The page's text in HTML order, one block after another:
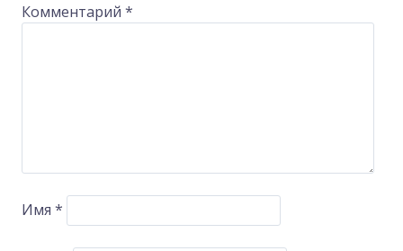
Комментарий *
Имя *